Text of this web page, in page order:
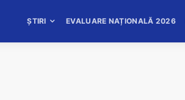
ȘTIRI EVALUARE NAȚIONALĂ 2026